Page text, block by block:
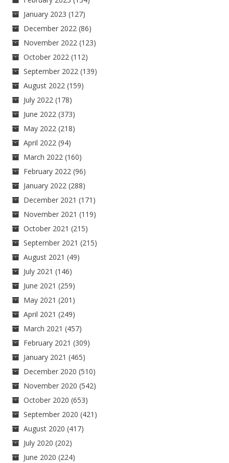
January 2023 (127)
December 2022 (86)
November 2022 (123)
October 2022 (112)
September 2022 (139)
August 2022 (159)
July 2022 (178)
June 2022 (373)
May 2022 (218)
April 2022 (94)
March 2022 (160)
February 2022 (96)
January 2022 (288)
December 2021 (171)
November 2021 (119)
October 2021 (215)
September 2021 (215)
August 2021 (49)
July 2021 (146)
June 2021 (259)
May 2021 (201)
April 2021 (249)
March 2021 (457)
February 2021 (309)
January 2021 (465)
December 2020 (510)
November 2020 (542)
October 2020 (653)
September 2020 (421)
August 2020 (417)
July 2020 (202)
June 2020 (224)